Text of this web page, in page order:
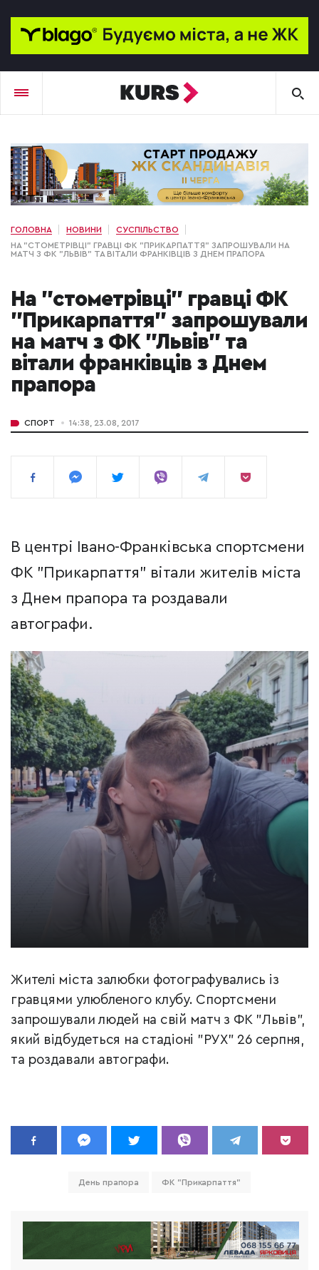
ГОЛОВНА НОВИНИ
СУСПІЛЬСТВО
НА "СТОМЕТРІВЦІ" ГРАВЦІ ФК "ПРИКАРПАТТЯ" ЗАПРОШУВАЛИ НА
МАТЧ З ФК "ЛЬВІВ" ТА ВІТАЛИ ФРАНКІВЦІВ З ДНЕМ ПРАПОРА
На "стометрівці" гравці ФК
"Прикарпаття" запрошували
на матч з ФК "Львів" та
вітали франківців з Днем
прапора
СПОРТ 14:38, 23.08, 2017
В центрі Івано-Франківська спортсмени
ФК "Прикарпаття" вітали жителів міста
з Днем прапора та роздавали
автографи.
Жителі міста залюбки фотографувались із
гравцями улюбленого клубу. Спортсмени
запрошували людей на свій матч з ФК "Львів",
який відбудеться на стадіоні "РУХ" 26 серпня,
та роздавали автографи.
День прапора ФК "Прикарпаття"